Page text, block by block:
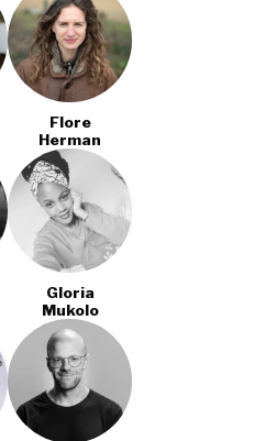
Flore
Herman
Gloria
Mukolo